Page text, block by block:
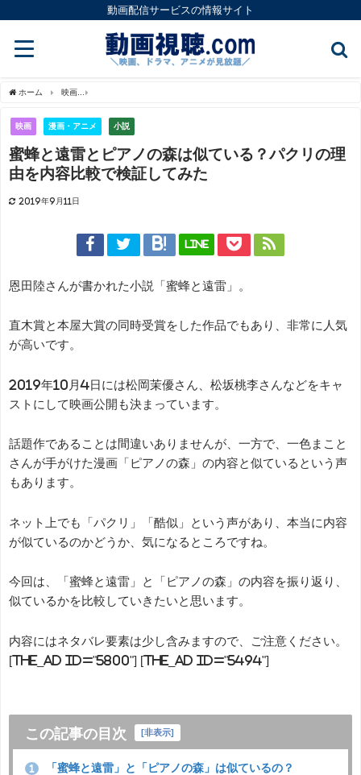
動画配信サービスの情報サイト
ホーム 映画
映画 漫画・アニメ 小説
蜜蜂と遠雷とピアノの森は似ている？パクリの理
由を内容比較で検証してみた
2019年9月11日
LINE
恩田陸さんが書かれた小説「蜜蜂と遠雷」。
直木賞と本屋大賞の同時受賞をした作品でもあり、非常に人気
が高いです。
2019年10月4日には松岡茉優さん、松坂桃李さんなどをキャ
ストにして映画公開も決まっています。
話題作であることは間違いありませんが、一方で、一色まこと
さんが手がけた漫画「ピアノの森」の内容と似ているという声
もあります。
ネット上でも「パクリ」「酷似」という声があり、本当に内容
が似ているのかどうか、気になるところですね。
今回は、「蜜蜂と遠雷」と「ピアノの森」の内容を振り返り、
似ているかを比較していきたいと思います。
内容にはネタバレ要素は少し含みますので、ご注意ください。
[the_ad id="5800"] [the_ad id="5494"]
この記事の目次 [非表示]
1 「蜜蜂と遠雷」と「ピアノの森」は似ているの？